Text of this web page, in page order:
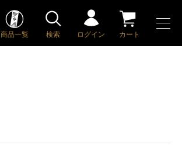
商品一覧 検索 ログイン カート